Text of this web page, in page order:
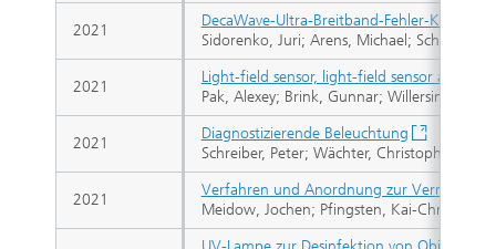
DecaWave-Ultra-Breitband-Fehler-Korrektur
Sidorenko, Juri; Arens, Michael; Scherer-
Light-field sensor, light-field sensor
Pak, Alexey; Brink, Gunnar; Willersinn,
Diagnostizierende Beleuchtung
Schreiber, Peter; Wächter, Christoph;
Verfahren und Anordnung zur
Meidow, Jochen; Pfingsten, Kai-Christoph
2021
2021
2021
2021